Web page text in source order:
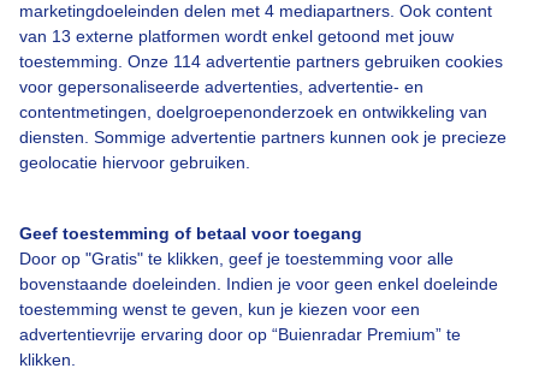
marketingdoeleinden delen met 4 mediapartners. Ook content
van 13 externe platformen wordt enkel getoond met jouw
toestemming. Onze 114 advertentie partners gebruiken cookies
voor gepersonaliseerde advertenties, advertentie- en
contentmetingen, doelgroepenonderzoek en ontwikkeling van
diensten. Sommige advertentie partners kunnen ook je precieze
geolocatie hiervoor gebruiken.
Geef toestemming of betaal voor toegang
Door op "Gratis" te klikken, geef je toestemming voor alle
bovenstaande doeleinden. Indien je voor geen enkel doeleinde
toestemming wenst te geven, kun je kiezen voor een
advertentievrije ervaring door op “Buienradar Premium” te
klikken.
Een moment geduld aub...
Bedrijfsgegevens
Veelgestelde vragen
Contact